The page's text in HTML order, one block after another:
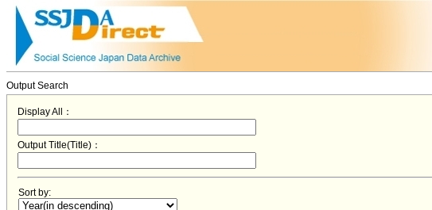
Output Search
Display All：
Output Title(Title)：
Sort by: